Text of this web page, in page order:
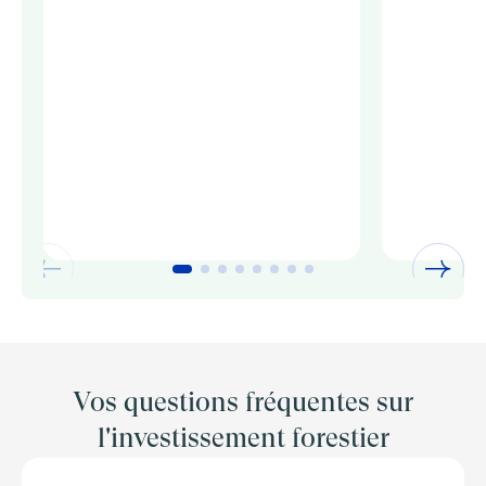
Vos questions fréquentes sur
l'investissement forestier